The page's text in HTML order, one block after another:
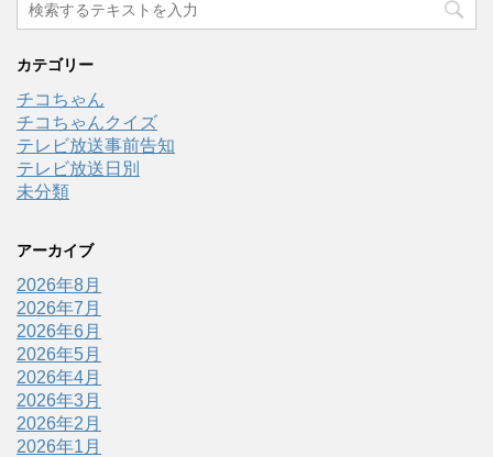
カテゴリー
チコちゃん
チコちゃんクイズ
テレビ放送事前告知
テレビ放送日別
未分類
アーカイブ
2026年8月
2026年7月
2026年6月
2026年5月
2026年4月
2026年3月
2026年2月
2026年1月